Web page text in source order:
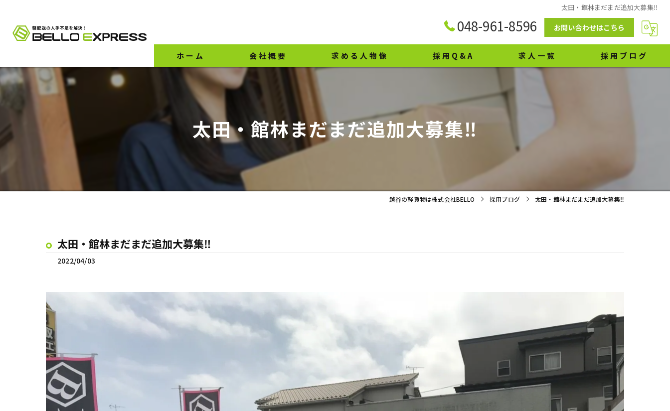
太田・館林まだまだ追加大募集‼️
048-961-8596 お問い合わせはこちら
ホーム 会社概要
代表挨拶
事業案内
求める人物像 採用Q&A 求人一覧 採用ブログ
太田・館林まだまだ追加大募集‼️
越谷の軽貨物は株式会社BELLO 採用ブログ 太田・館林まだまだ追加大募集‼️
太田・館林まだまだ追加大募集‼️
2022/04/03